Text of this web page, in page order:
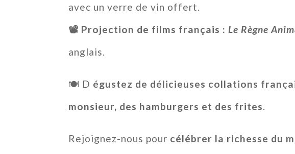
avec un verre de vin offert.
📽 Projection de films français : Le Règne
anglais.
🍽 D égustez de délicieuses collations
monsieur, des hamburgers et des frites.
Rejoignez-nous pour célébrer la richesse du